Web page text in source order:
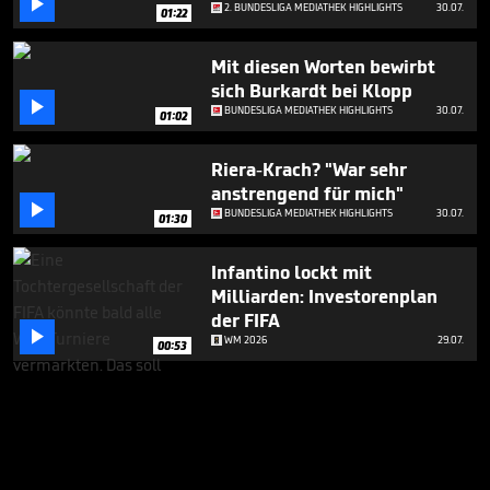
01:22 2. BUNDESLIGA MEDIATHEK HIGHLIGHTS 30.07.
 01:02
Mit diesen Worten bewirbt
sich Burkardt bei Klopp
BUNDESLIGA MEDIATHEK HIGHLIGHTS 30.07.
 01:30
Riera-Krach? "War sehr
anstrengend für mich"
BUNDESLIGA MEDIATHEK HIGHLIGHTS 30.07.
 00:53
Infantino lockt mit
Milliarden: Investorenplan
der FIFA
WM 2026 29.07.